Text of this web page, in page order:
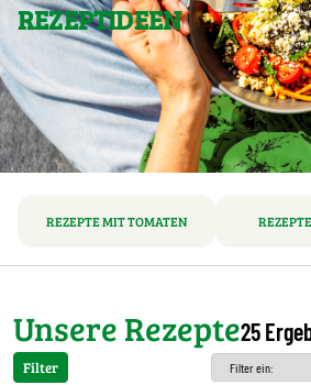
REZEPTIDEEN
REZEPTE MIT TOMATEN
Unsere Rezepte25
Filter